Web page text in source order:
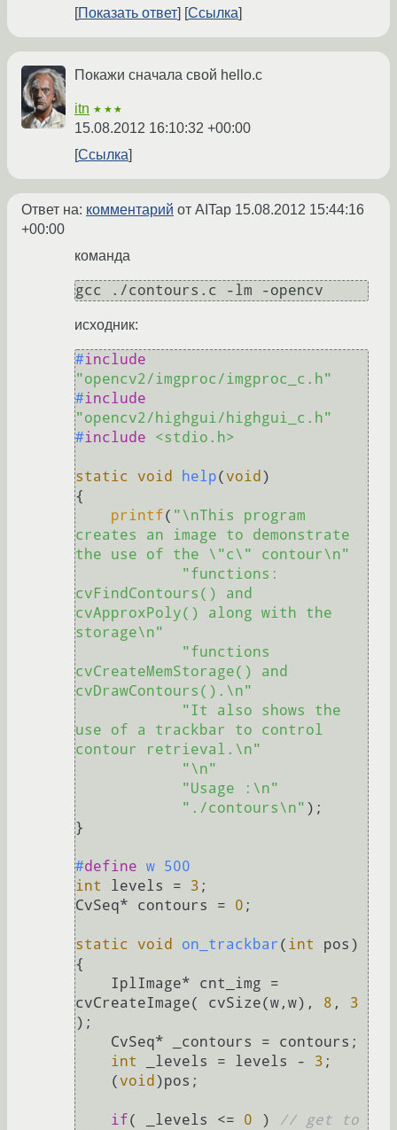
Показать ответ Ссылка
Покажи сначала свой hello.c
itn ★★★
15.08.2012 16:10:32 +00:00
Ссылка
Ответ на: комментарий от AITap 15.08.2012 15:44:16
+00:00
команда
исходник:
#include
"opencv2/imgproc/imgproc_c.h"
#include
"opencv2/highgui/highgui_c.h"
#include <stdio.h>
static void help(void )
{
printf( "\nThis program
creates an image to demonstrate
the use of the \"c\" contour\n"
"functions:
cvFindContours() and
cvApproxPoly() along with the
storage\n"
"functions
cvCreateMemStorage() and
cvDrawContours().\n"
"It also shows the
use of a trackbar to control
contour retrieval.\n"
"\n"
"Usage :\n"
"./contours\n" );
}
#define w 500
int
levels = 3 ;
CvSeq* contours = 0 ;
static void on_trackbar ( int
pos)
{
cvCreateImage( cvSize(w,w), 8 , 3
);
int
_levels = levels - 3 ;
    (
void )pos;
if( _levels <= 0 )
// get to